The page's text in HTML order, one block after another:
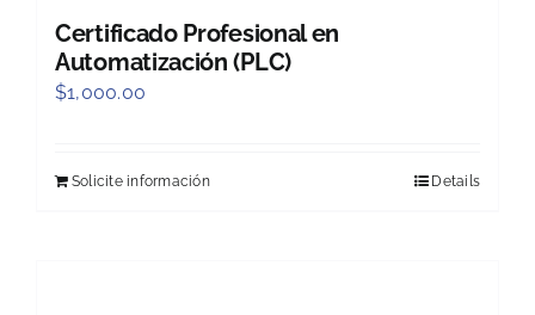
Certificado Profesional en
Automatización (PLC)
$1,000.00
Solicite información Details